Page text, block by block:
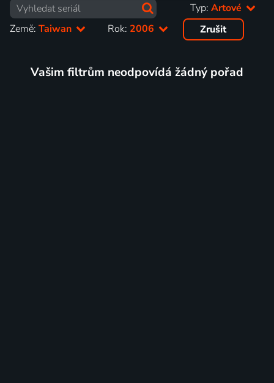
Typ: Artové
Země: Taiwan Rok: 2006 Zrušit
Vašim filtrům neodpovídá žádný pořad